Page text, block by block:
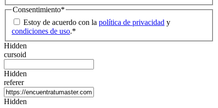
Consentimiento*
Estoy de acuerdo con la política de privacidad y
condiciones de uso.*
Hidden
cursoid
Hidden
referer
Hidden